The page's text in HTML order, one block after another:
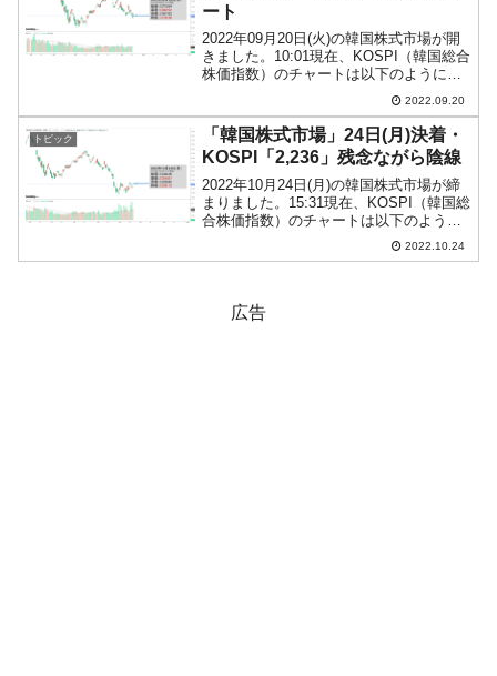
ート
2022年09月20日(火)の韓国株式市場が開
きました。10:01現在、KOSPI（韓国総合
株価指数）のチャートは以下のようにな
『Investing.com』より引用）。上げて始
まりましたが、現在のところ陰線です。
KO...
2022.09.20
トピック
「韓国株式市場」24日(月)決着・
KOSPI「2,236」残念ながら陰線
2022年10月24日(月)の韓国株式市場が締
まりました。15:31現在、KOSPI（韓国総
合株価指数）のチャートは以下のように
『Investing.com』より引用）。ギャップ
2022.10.24
広告